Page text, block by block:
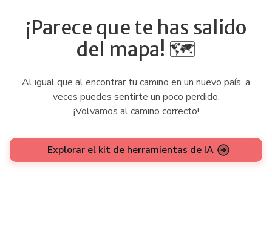
¡Parece que te has salido
del mapa! 🗺️
Al igual que al encontrar tu camino en un nuevo país, a
veces puedes sentirte un poco perdido.
¡Volvamos al camino correcto!
Explorar el kit de herramientas de IA